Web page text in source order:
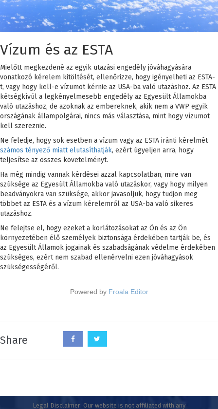
Vízum és az ESTA
Mielőtt megkezdené az egyik utazási engedély jóváhagyására
vonatkozó kérelem kitöltését, ellenőrizze, hogy igényelheti az ESTA-
t, vagy hogy kell-e vízumot kérnie az USA-ba való utazáshoz. Az ESTA
kétségkívül a legkényelmesebb engedély az Egyesült Államokba
való utazáshoz, de azoknak az embereknek, akik nem a VWP egyik
országának állampolgárai, nincs más választása, mint hogy vízumot
kell szereznie.
Ne feledje, hogy sok esetben a vízum vagy az ESTA iránti kérelmét
számos tényező miatt elutasíthatják, ezért ügyeljen arra, hogy
teljesítse az összes követelményt.
Ha még mindig vannak kérdései azzal kapcsolatban, mire van
szüksége az Egyesült Államokba való utazáskor, vagy hogy milyen
beadványokra van szüksége, akkor javasoljuk, hogy tudjon meg
többet az ESTA és a vízum kérelemről az USA-ba való sikeres
utazáshoz.
Ne felejtse el, hogy ezeket a korlátozásokat az Ön és az Ön
környezetében élő személyek biztonsága érdekében tartják be, és
az Egyesült Államok jogainak és szabadságának védelme érdekében
szükséges, ezért nem szabad ellenérvelni ezen jóváhagyások
szükségességéről.
Powered by Froala Editor
Share
Legal Disclaimer: Our website is not affiliated with any